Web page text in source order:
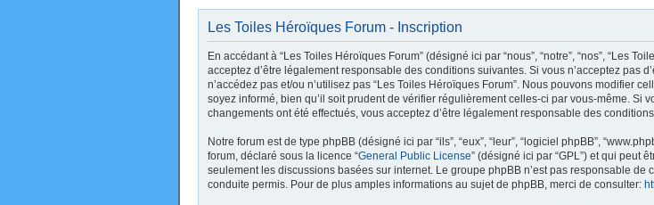
Les Toiles Héroïques Forum - Inscription
En accédant à “Les Toiles Héroïques Forum” (désigné ici par “nous”, “notre”, “nos”, “Les
acceptez d’être légalement responsable des conditions suivantes. Si vous n’acceptez pas
n’accédez pas et/ou n’utilisez pas “Les Toiles Héroïques Forum”. Nous pouvons modifier
soyez informé, bien qu’il soit prudent de vérifier régulièrement celles-ci par vous-même. Si
changements ont été effectués, vous acceptez d’être légalement responsable des
Notre forum est de type phpBB (désigné ici par “ils”, “eux”, “leur”, “logiciel phpBB”,
forum, déclaré sous la licence “General Public License” (désigné ici par “GPL”) et qui peut
seulement les discussions basées sur internet. Le groupe phpBB n’est pas responsable de
conduite permis. Pour de plus amples informations au sujet de phpBB, merci de consulter: